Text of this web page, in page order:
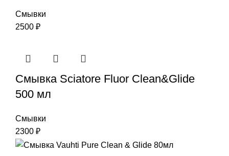
Смывки
2500 ₽
Смывка Sciatore Fluor Clean&Glide
500 мл
Смывки
2300 ₽